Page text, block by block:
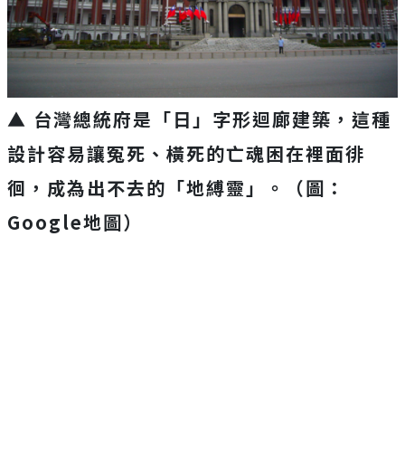
▲ 台灣總統府是「日」字形迴廊建築，這種
設計容易讓冤死、橫死的亡魂困在裡面徘
徊，成為出不去的「地縛靈」。（圖：
Google地圖）